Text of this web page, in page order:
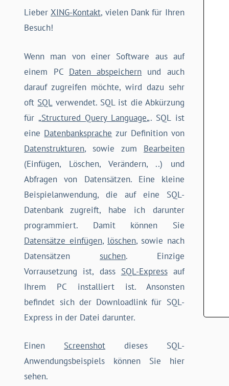
Lieber XING-Kontakt, vielen Dank für Ihren
Besuch!
Wenn man von einer Software aus auf
einem PC Daten abspeichern und auch
darauf zugreifen möchte, wird dazu sehr
oft SQLverwendet. SQL ist die Abkürzung
für „Structured Query Language„. SQL ist
eine Datenbanksprache zur Definition von
Datenstrukturen, sowie zum Bearbeiten
(Einfügen, Löschen, Verändern, ..) und
Abfragen von Datensätzen. Eine kleine
Beispielanwendung, die auf eine SQL-
Datenbank zugreift, habe ich darunter
programmiert. Damit können Sie
Datensätze einfügen, löschen, sowie nach
Datensätzen suchen. Einzige
Vorrausetzung ist, dass SQL-Expressauf
Ihrem PC installiert ist. Ansonsten
befindet sich der Downloadlink für SQL-
Express in der Datei darunter.
Einen Screenshot dieses SQL-
Anwendungsbeispiels können Sie hier
sehen.